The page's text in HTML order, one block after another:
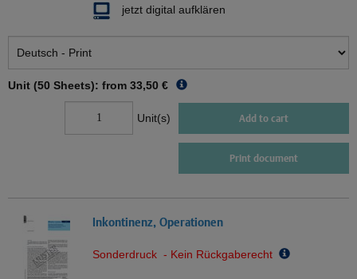
jetzt digital aufklären
Unit (50 Sheets): from 33,50 €
Unit(s) Add to cart
Print document
Inkontinenz, Operationen
Sonderdruck - Kein Rückgaberecht